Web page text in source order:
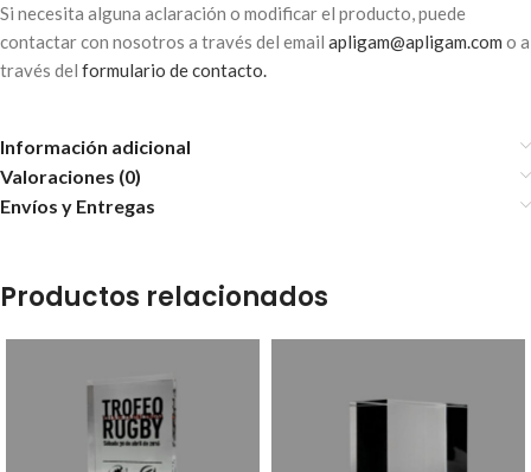
Si necesita alguna aclaración o modificar el producto, puede
contactar con nosotros a través del email apligam@apligam.com o a
través del formulario de contacto.
Información adicional
Valoraciones (0)
Envíos y Entregas
Productos relacionados